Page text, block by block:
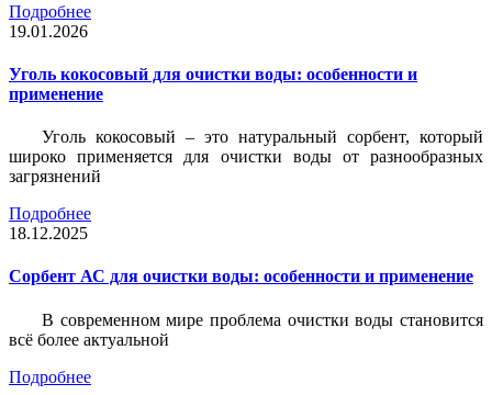
Подробнее
19.01.2026
Уголь кокосовый для очистки воды: особенности и
применение
Уголь кокосовый – это натуральный сорбент, который
широко применяется для очистки воды от разнообразных
загрязнений
Подробнее
18.12.2025
Сорбент АС для очистки воды: особенности и применение
В современном мире проблема очистки воды становится
всё более актуальной
Подробнее